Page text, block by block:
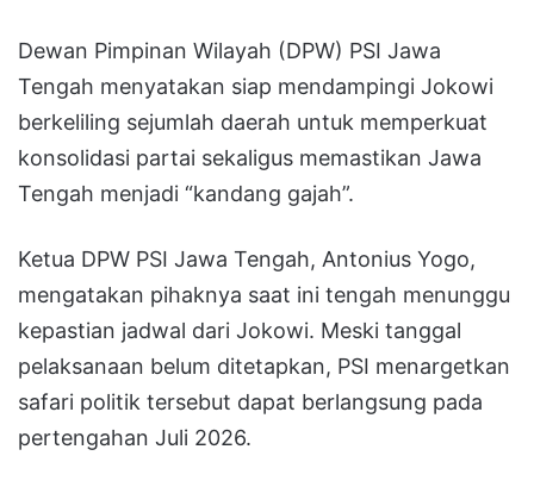
Dewan Pimpinan Wilayah (DPW) PSI Jawa
Tengah menyatakan siap mendampingi Jokowi
berkeliling sejumlah daerah untuk memperkuat
konsolidasi partai sekaligus memastikan Jawa
Tengah menjadi “kandang gajah”.
Ketua DPW PSI Jawa Tengah, Antonius Yogo,
mengatakan pihaknya saat ini tengah menunggu
kepastian jadwal dari Jokowi. Meski tanggal
pelaksanaan belum ditetapkan, PSI menargetkan
safari politik tersebut dapat berlangsung pada
pertengahan Juli 2026.